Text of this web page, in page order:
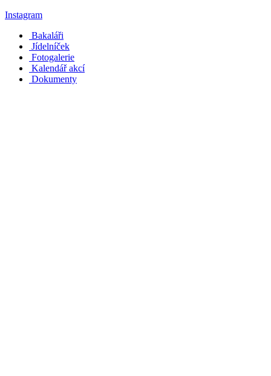
Instagram
Bakaláři
Jídelníček
Fotogalerie
Kalendář akcí
Dokumenty